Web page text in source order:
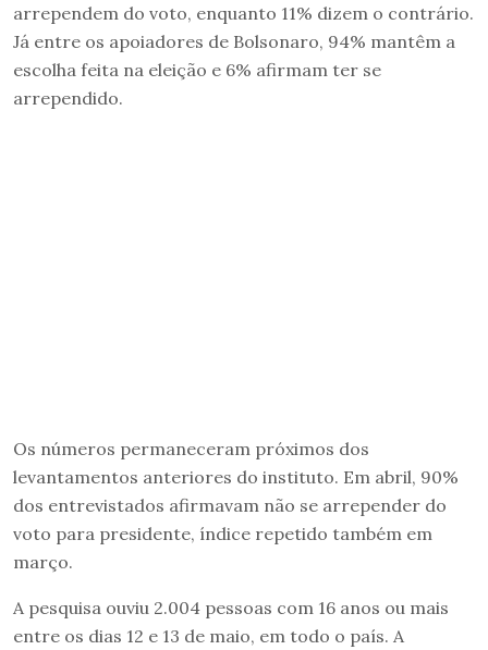
arrependem do voto, enquanto 11% dizem o contrário.
Já entre os apoiadores de Bolsonaro, 94% mantêm a
escolha feita na eleição e 6% afirmam ter se
arrependido.
Os números permaneceram próximos dos
levantamentos anteriores do instituto. Em abril, 90%
dos entrevistados afirmavam não se arrepender do
voto para presidente, índice repetido também em
março.
A pesquisa ouviu 2.004 pessoas com 16 anos ou mais
entre os dias 12 e 13 de maio, em todo o país. A